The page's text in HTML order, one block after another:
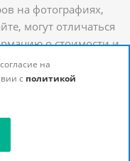
на фотографиях,
могут отличаться
о стоимости и
у наших
на
с политикой